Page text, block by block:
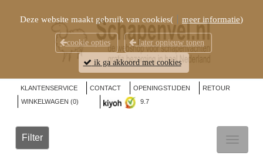
KLANTENSERVICE CONTACT OPENINGSTIJDEN
RETOUR
WINKELWAGEN (0) 9.7
Filter
Deze website maakt gebruik van cookies( meer informatie)
cookie opties later opnieuw tonen
ik ga akkoord met cookies